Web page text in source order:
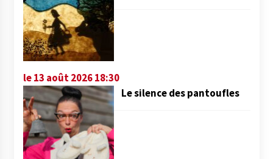
le 13 août 2026 18:30
Le silence des pantoufles